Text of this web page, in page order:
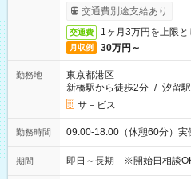
交通費別途支給あり
交通費 1ヶ月3万円を上限
月収例 30万円～
勤務地
東京都港区
新橋駅から徒歩2分 / 汐留
サ－ビス
勤務時間 09:00-18:00（休憩60分）実
期間 即日～長期 ※開始日相談